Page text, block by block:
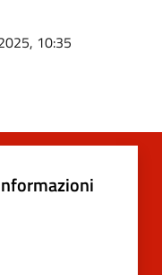
10:35